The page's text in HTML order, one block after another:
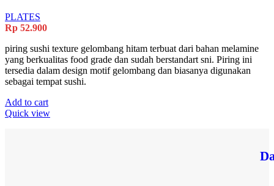
PLATES
Rp 52.900
piring sushi texture gelombang hitam terbuat dari bahan melamine
yang berkualitas food grade dan sudah berstandart sni. Piring ini
tersedia dalam design motif gelombang dan biasanya digunakan
sebagai tempat sushi.
Add to cart
Quick view